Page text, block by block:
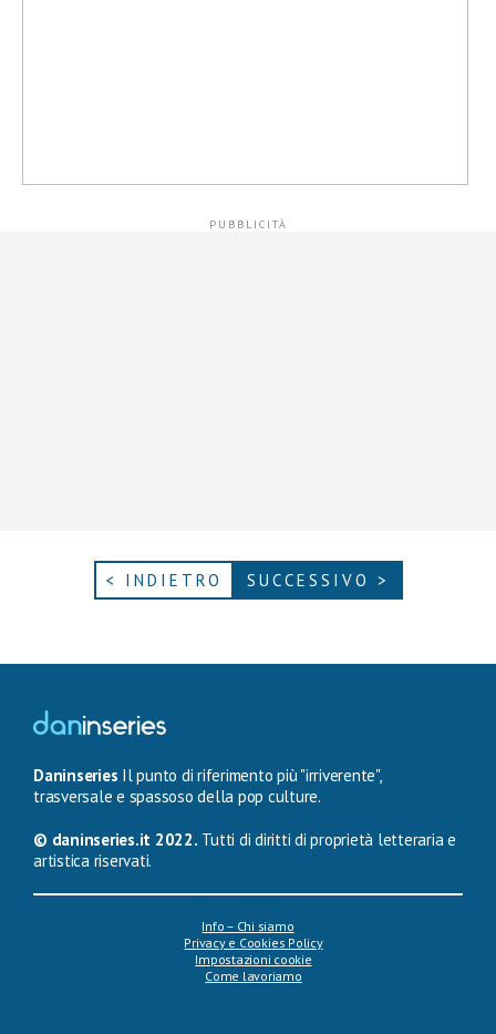
< INDIETRO SUCCESSIVO >
Daninseries Il punto di riferimento più "irriverente",
trasversale e spassoso della pop culture.
© daninseries.it 2022. Tutti di diritti di proprietà letteraria e
artistica riservati.
Info – Chi siamo
Privacy e Cookies Policy
Impostazioni cookie
Come lavoriamo